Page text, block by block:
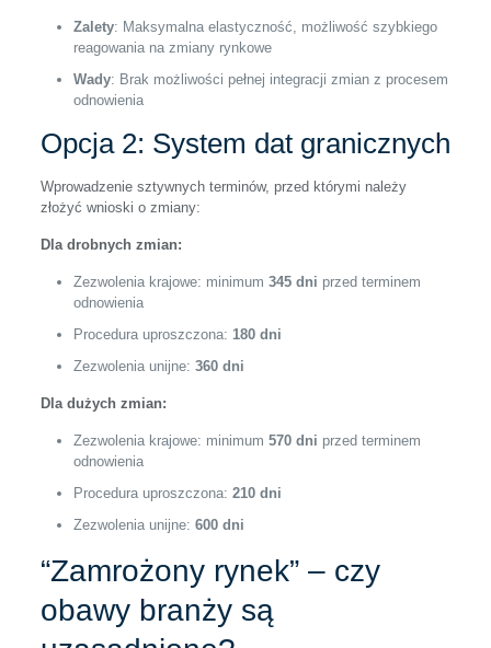
Zalety: Maksymalna elastyczność, możliwość szybkiego
reagowania na zmiany rynkowe
Wady: Brak możliwości pełnej integracji zmian z procesem
odnowienia
Opcja 2: System dat granicznych
Wprowadzenie sztywnych terminów, przed którymi należy
złożyć wnioski o zmiany:
Dla drobnych zmian:
Zezwolenia krajowe: minimum 345 dni przed terminem
odnowienia
Procedura uproszczona: 180 dni
Zezwolenia unijne: 360 dni
Dla dużych zmian:
Zezwolenia krajowe: minimum 570 dni przed terminem
odnowienia
Procedura uproszczona: 210 dni
Zezwolenia unijne: 600 dni
“Zamrożony rynek” – czy
obawy branży są